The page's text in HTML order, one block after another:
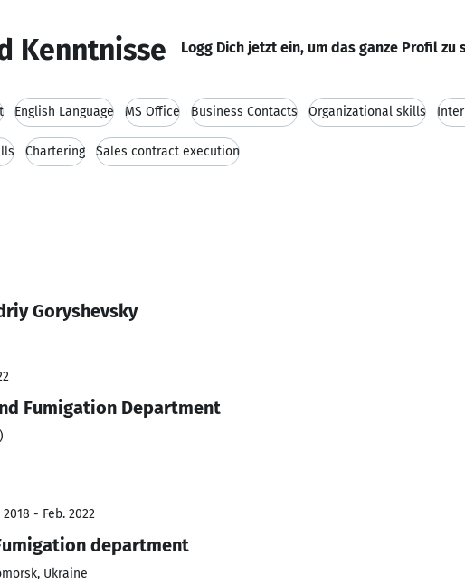
Kenntnisse Logg Dich jetzt ein, um das ganze Profil zu
English Language MS Office Business Contacts Organizational skills
Chartering Sales contract execution
Goryshevsky
Fumigation Department
- Feb. 2022
department
Ukraine